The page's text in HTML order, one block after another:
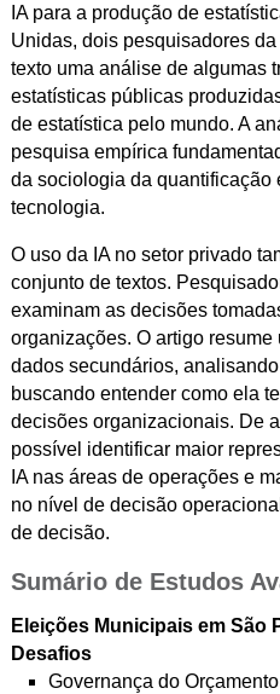
IA para a produção de
Unidas, dois pesquisadores
texto uma análise de algumas
estatísticas públicas
de estatística pelo mundo. A
pesquisa empírica
da sociologia da quantificação
tecnologia.
O uso da IA no setor privado
conjunto de textos.
examinam as decisões
organizações. O artigo
dados secundários,
buscando entender como ela
decisões organizacionais. De
possível identificar maior
IA nas áreas de operações e
no nível de decisão
de decisão.
Sumário de Estudos
Eleições Municipais em São
Desafios
Governança do